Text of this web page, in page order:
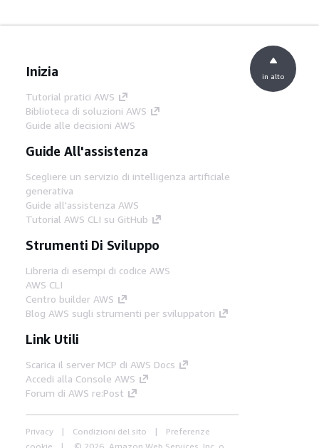
Inizia
Tutorial pratici AWS
Biblioteca di soluzioni AWS
Guide alle decisioni AWS
Guide All'assistenza
Scegliere un servizio di intelligenza artificiale
generativa
Guide all'assistenza AWS
Tutorial AWS CLI su GitHub
Strumenti Di Sviluppo
Libreria di esempi di codice AWS
AWS CLI
Centro builder AWS
Blog AWS sugli strumenti per sviluppatori
Link Utili
Scarica il server MCP di AWS Docs
Accedi alla Console AWS
Forum di AWS re:Post
Privacy Condizioni del sito
Preferenze
cookie
© 2026, Amazon Web Services, Inc. o
in alto